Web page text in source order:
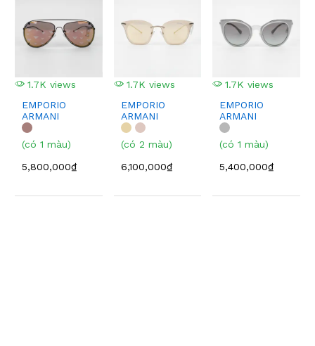
1.7K views
EMPORIO
ARMANI
EA2073
(có 1 màu)
5,800,000₫
1.7K views
EMPORIO
ARMANI
EA2075
(có 2 màu)
6,100,000₫
1.7K views
EMPORIO
ARMANI
EA2063
(có 1 màu)
5,400,000₫